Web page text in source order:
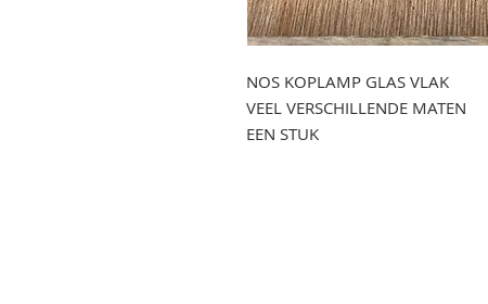
NOS KOPLAMP GLAS VLAK
VEEL VERSCHILLENDE MATEN
EEN STUK